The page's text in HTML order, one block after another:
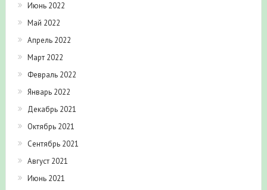
Июнь 2022
Май 2022
Апрель 2022
Март 2022
Февраль 2022
Январь 2022
Декабрь 2021
Октябрь 2021
Сентябрь 2021
Август 2021
Июнь 2021